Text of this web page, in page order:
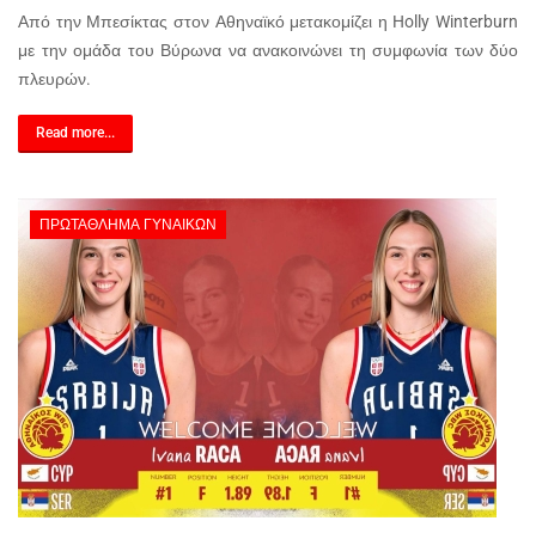
Από την Μπεσίκτας στον Αθηναϊκό μετακομίζει η Holly Winterburn
με την ομάδα του Βύρωνα να ανακοινώνει τη συμφωνία των δύο
πλευρών.
Read more...
ΠΡΩΤΆΘΛΗΜΑ ΓΥΝΑΙΚΏΝ